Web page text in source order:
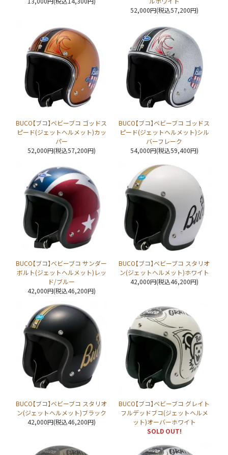
52,000円(税込57,200円)
BUCO【ブコ】ベビーブコ ゴッドス
ピード(ジェットヘルメット)カッ
パー
52,000円(税込57,200円)
BUCO【ブコ】ベビーブコ ゴッドス
ピード(ジェットヘルメット)シル
バーフレーク
54,000円(税込59,400円)
BUCO【ブコ】ベビーブコ サンダー
ボルト(ジェットヘルメット)レッ
ド/ブルー
42,000円(税込46,200円)
BUCO【ブコ】ベビーブコ スタリオ
ン(ジェットヘルメット)ホワイト
42,000円(税込46,200円)
BUCO【ブコ】ベビーブコ スタリオ
ン(ジェットヘルメット)ブラック
42,000円(税込46,200円)
BUCO【ブコ】ベビーブコ グレイト
フルデッドブコ(ジェットヘルメ
ット)オーバーホワイト
SOLD OUT!